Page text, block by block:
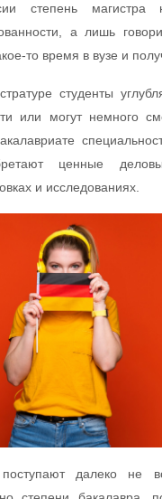
степень магистра
а лишь
то время в вузе и
студенты
или могут немного
ценные
и исследованиях.
далеко не